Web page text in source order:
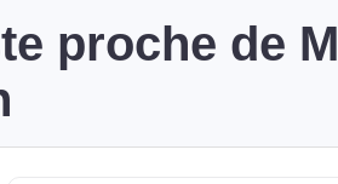
proche de